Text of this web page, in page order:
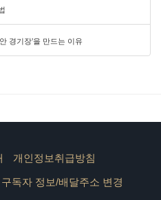
경기장’을 만드는 이유
개인정보취급방침
구독자 정보/배달주소 변경